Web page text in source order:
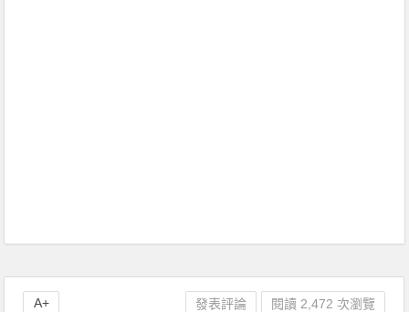
發表評論 閱讀 2,472 次瀏覽
A+